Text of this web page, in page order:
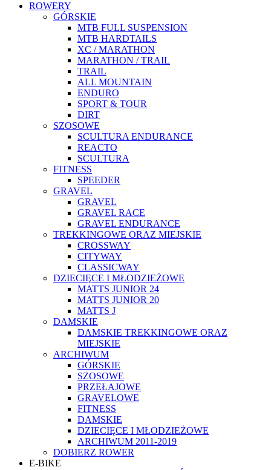
ROWERY
GÓRSKIE
MTB FULL SUSPENSION
MTB HARDTAILS
XC / MARATHON
MARATHON / TRAIL
TRAIL
ALL MOUNTAIN
ENDURO
SPORT & TOUR
DIRT
SZOSOWE
SCULTURA ENDURANCE
REACTO
SCULTURA
FITNESS
SPEEDER
GRAVEL
GRAVEL
GRAVEL RACE
GRAVEL ENDURANCE
TREKKINGOWE ORAZ MIEJSKIE
CROSSWAY
CITYWAY
CLASSICWAY
DZIECIĘCE I MŁODZIEŻOWE
MATTS JUNIOR 24
MATTS JUNIOR 20
MATTS J
DAMSKIE
DAMSKIE TREKKINGOWE ORAZ
MIEJSKIE
ARCHIWUM
GÓRSKIE
SZOSOWE
PRZEŁAJOWE
GRAVELOWE
FITNESS
DAMSKIE
DZIECIĘCE I MŁODZIEŻOWE
ARCHIWUM 2011-2019
DOBIERZ ROWER
E-BIKE